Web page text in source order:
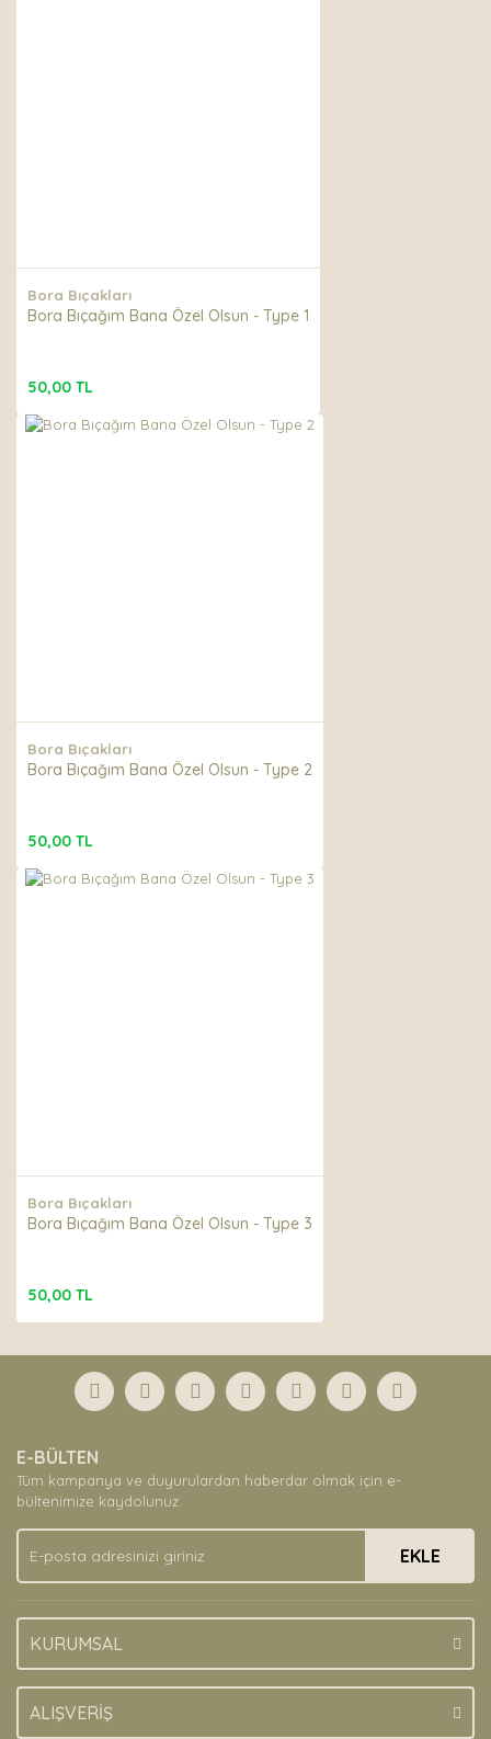
Bora Bıçakları
Bora Bıçağım Bana Özel Olsun - Type 1
50,00 TL
Bora Bıçakları
Bora Bıçağım Bana Özel Olsun - Type 2
50,00 TL
Bora Bıçakları
Bora Bıçağım Bana Özel Olsun - Type 3
50,00 TL
E-BÜLTEN
Tüm kampanya ve duyurulardan haberdar olmak için e-
bültenimize kaydolunuz.
EKLE
KURUMSAL
ALIŞVERİŞ